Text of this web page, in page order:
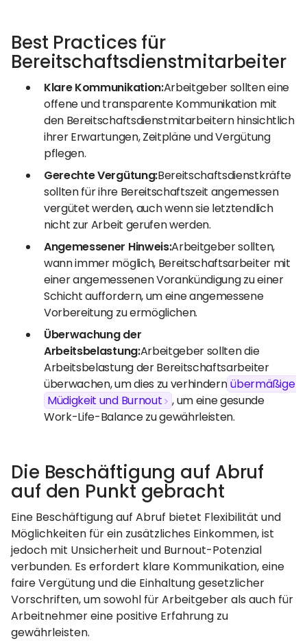
Best Practices für
Bereitschaftsdienstmitarbeiter
Klare Kommunikation:Arbeitgeber sollten eine
offene und transparente Kommunikation mit
den Bereitschaftsdienstmitarbeitern hinsichtlich
ihrer Erwartungen, Zeitpläne und Vergütung
pflegen.
Gerechte Vergütung:Bereitschaftsdienstkräfte
sollten für ihre Bereitschaftszeit angemessen
vergütet werden, auch wenn sie letztendlich
nicht zur Arbeit gerufen werden.
Angemessener Hinweis:Arbeitgeber sollten,
wann immer möglich, Bereitschaftsarbeiter mit
einer angemessenen Vorankündigung zu einer
Schicht auffordern, um eine angemessene
Vorbereitung zu ermöglichen.
Überwachung der
Arbeitsbelastung:Arbeitgeber sollten die
Arbeitsbelastung der Bereitschaftsarbeiter
überwachen, um dies zu verhindern übermäßige
Müdigkeit und Burnout
, um eine gesunde
Work-Life-Balance zu gewährleisten.
Die Beschäftigung auf Abruf
auf den Punkt gebracht
Eine Beschäftigung auf Abruf bietet Flexibilität und
Möglichkeiten für ein zusätzliches Einkommen, ist
jedoch mit Unsicherheit und Burnout-Potenzial
verbunden. Es erfordert klare Kommunikation, eine
faire Vergütung und die Einhaltung gesetzlicher
Vorschriften, um sowohl für Arbeitgeber als auch für
Arbeitnehmer eine positive Erfahrung zu
gewährleisten.